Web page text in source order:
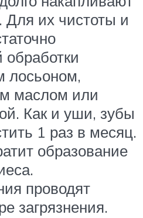
Для их чистоты и
лосьоном,
маслом или
Как и уши, зубы
1 раз в месяц.
образование
проводят
загрязнения.